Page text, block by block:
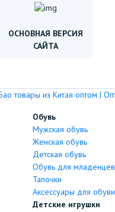
ОСНОВНАЯ ВЕРСИЯ
САЙТА
Обувь
Мужская обувь
Женская обувь
Детская обувь
Обувь для младенцев
Тапочки
Аксессуары для обуви
Детские игрушки